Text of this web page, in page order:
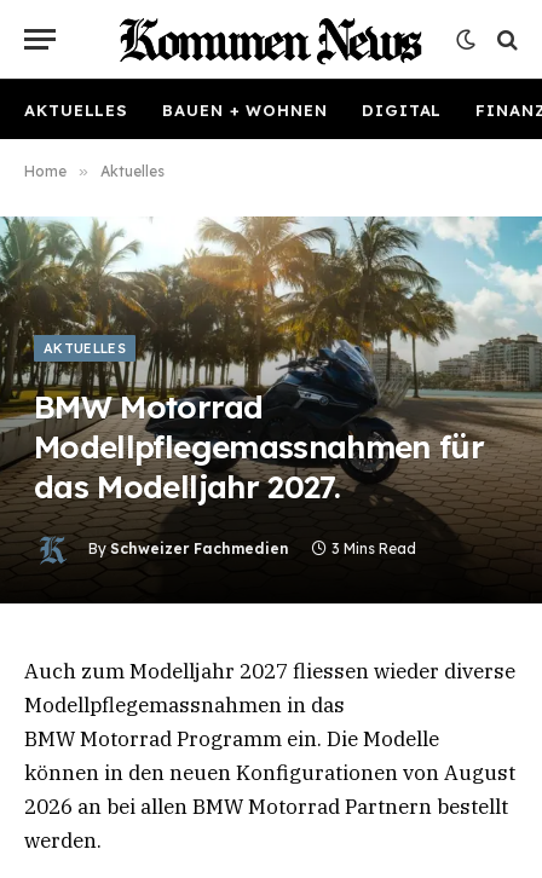
AKTUELLES BAUEN + WOHNEN DIGITAL
Home » Aktuelles
AKTUELLES
BMW Motorrad
Modellpflegemassnahmen für
das Modelljahr 2027.
By Schweizer Fachmedien 3 Mins Read
Auch zum Modelljahr 2027 fliessen wieder diverse
Modellpflegemassnahmen in das
BMW Motorrad Programm ein. Die Modelle
können in den neuen Konfigurationen von August
2026 an bei allen BMW Motorrad Partnern bestellt
werden.